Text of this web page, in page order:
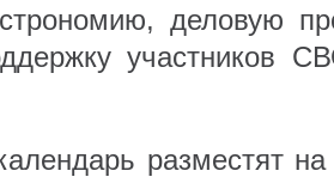
деловую
участников
разместят на